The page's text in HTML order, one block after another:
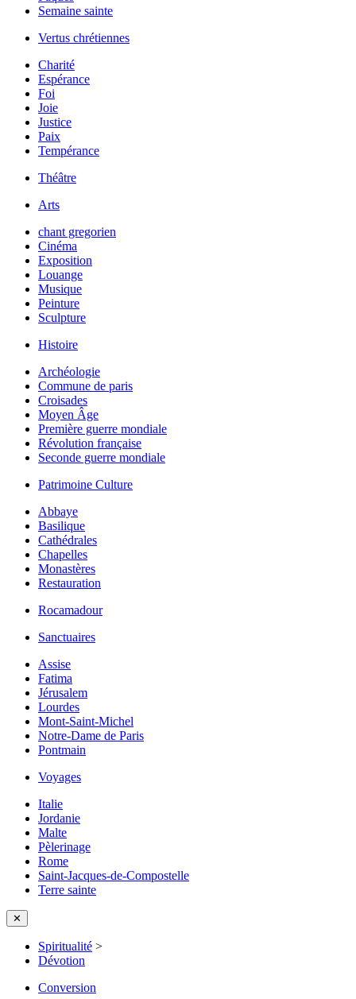
Semaine sainte
Vertus chrétiennes
Charité
Espérance
Foi
Joie
Justice
Paix
Tempérance
Théâtre
Arts
chant gregorien
Cinéma
Exposition
Louange
Musique
Peinture
Sculpture
Histoire
Archéologie
Commune de paris
Croisades
Moyen Âge
Première guerre mondiale
Révolution française
Seconde guerre mondiale
Patrimoine Culture
Abbaye
Basilique
Cathédrales
Chapelles
Monastères
Restauration
Rocamadour
Sanctuaires
Assise
Fatima
Jérusalem
Lourdes
Mont-Saint-Michel
Notre-Dame de Paris
Pontmain
Voyages
Italie
Jordanie
Malte
Pèlerinage
Rome
Saint-Jacques-de-Compostelle
Terre sainte
✕
Spiritualité >
Dévotion
Conversion